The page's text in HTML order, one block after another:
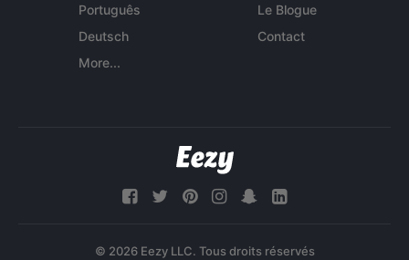
Português
Deutsch
More...
Le Blogue
Contact
© 2026 Eezy LLC. Tous droits réservés